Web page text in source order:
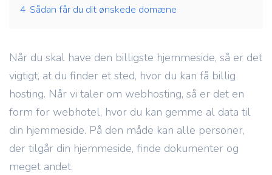
4 Sådan får du dit ønskede domæne
Når du skal have den billigste hjemmeside, så er det
vigtigt, at du finder et sted, hvor du kan få billig
hosting. Når vi taler om webhosting, så er det en
form for webhotel, hvor du kan gemme al data til
din hjemmeside. På den måde kan alle personer,
der tilgår din hjemmeside, finde dokumenter og
meget andet.